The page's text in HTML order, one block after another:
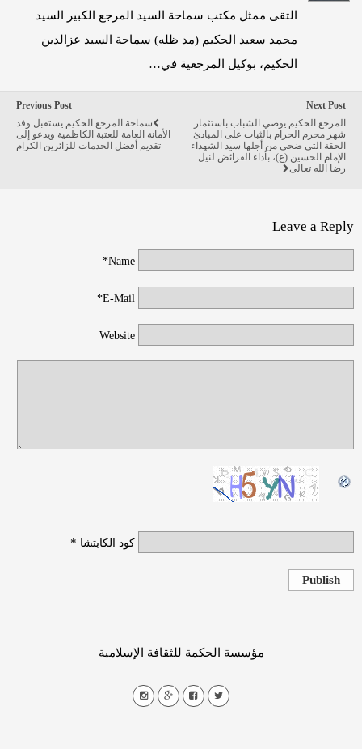
التقى ممثل مكتب سماحة السيد المرجع الكبير السيد
محمد سعيد الحكيم (مد ظله) سماحة السيد عزالدين
الحكيم، بوكيل المرجعية في…
Previous Post
سماحة المرجع الحكيم يستقبل وفد
الأمانة العامة للعتبة الكاظمية ويدعو إلى
تقديم أفضل الخدمات للزائرين الكرام
Next Post
المرجع الحكيم یوصي الشباب باستثمار
شهر محرم الحرام بالثبات على المبادئ
الحقة التي ضحى من أجلها سيد الشهداء
الإمام الحسين (ع)، بأداء الفرائض لنيل
رضا الله تعالى
Leave a Reply
Name*
E-Mail*
Website
كود الكابتشا *
Publish
مؤسسة الحكمة للثقافة الإسلامية